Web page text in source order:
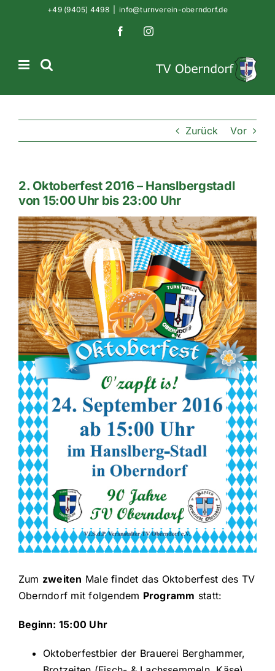
+49 (9405) 4498 info@turnverein-oberndorf.de
FacebookInstagram
Zurück Vor
2. Oktoberfest 2016 – Hanslbergstadl
von 15:00 Uhr bis 23:00 Uhr
Zeige
grösseres
Bild
Zum zweiten Male findet das Oktoberfest des TV
Oberndorf mit folgendem Programm statt:
Beginn: 15:00 Uhr
Oktoberfestbier der Brauerei Berghammer,